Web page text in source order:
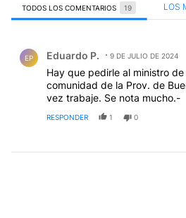
TODOS LOS COMENTARIOS 19 LOS
EP Eduardo P. 9 DE JULIO DE 2024
Hay que pedirle al ministro
comunidad de la Prov. de
vez trabaje. Se nota mucho.-
RESPONDER 1 0